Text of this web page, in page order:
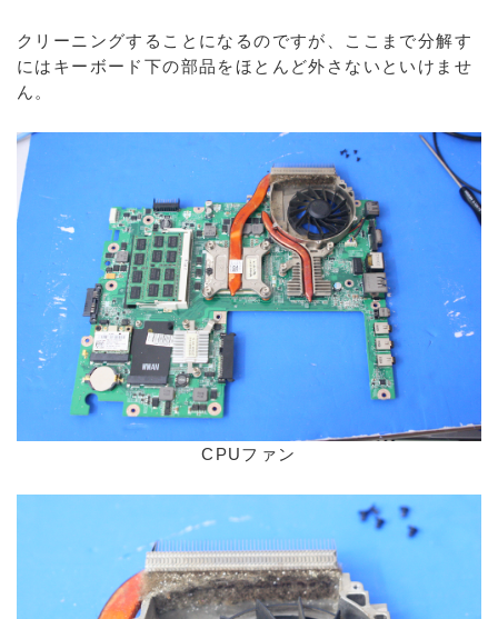
クリーニングすることになるのですが、ここまで分解す
にはキーボード下の部品をほとんど外さないといけませ
ん。
CPUファン